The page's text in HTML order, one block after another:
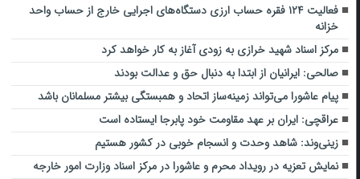
فعالیت ۱۲۴ فقره حساب ارزی دستگاه‌های اجرایی خارج از حساب واحد
خزانه
مرکز اسناد شهید خرازی به زودی آغاز به کار خواهد کرد
صالحی: ایرانیان از ابتدا به دنبال حق و عدالت بودند
پیام عاشورا می‌تواند زمینه‌ساز اتحاد و همبستگی بیشتر مسلمانان باشد
عراقچی: ایران بر عهد مقاومت خود پابرجا ایستاده است
زینی‌وند: شاهد وحدت و انسجام خوبی در کشور هستیم
نمایش تعزیه در رویداد محرم و عاشورا در مرکز اسناد وزارت امور خارجه